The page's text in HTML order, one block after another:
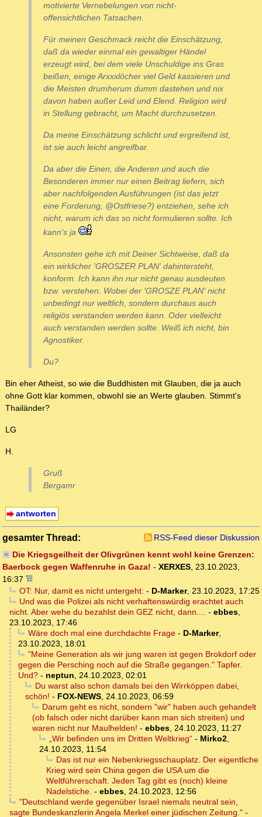
motivierte Vernebelungen von nicht-
offensichtlichen Tatsachen.
Für meinen Geschmack reicht die Einschätzung,
daß da wieder einmal ein gewaltiger Händel
erzeugt wird, bei dem viele Unschuldige ins Gras
beißen, einige Arxxxlöcher viel Geld kassieren und
die Meisten drumherum dumm dastehen und nix
davon haben außer Leid und Elend. Religion wird
in Stellung gebracht, um Macht durchzusetzen.
Da meine Einschätzung schlicht und ergreifend ist,
ist sie auch leicht angreifbar.
Da aber die Einen, die Anderen und auch die
Besonderen immer nur einen Beitrag liefern, sich
aber nachfolgenden Ausführungen (ist das jetzt
eine Forderung, @Ostfriese?) entziehen, sehe ich
nicht, warum ich das so nicht formulieren sollte. Ich
kann's ja
Ansonsten gehe ich mit Deiner Sichtweise, daß da
ein wirklicher 'GROSZER PLAN' dahintersteht,
konform. Ich kann ihn nur nicht genau ausdeuten
bzw. verstehen. Wobei der 'GROSZE PLAN' nicht
unbedingt nur weltlich, sondern durchaus auch
religiös verstanden werden kann. Oder vielleicht
auch verstanden werden sollte. Weiß ich nicht, bin
Agnostiker.
Du?
Bin eher Atheist, so wie die Buddhisten mit Glauben, die ja auch
ohne Gott klar kommen, obwohl sie an Werte glauben. Stimmt's
Thailänder?
LG
H.
Gruß
Bergamr
antworten
gesamter Thread:
RSS-Feed dieser Diskussion
Die Kriegsgeilheit der Olivgrünen kennt wohl keine Grenzen:
Baerbock gegen Waffenruhe in Gaza! - XERXES, 23.10.2023,
16:37
OT: Nur, damit es nicht untergeht: - D-Marker, 23.10.2023, 17:25
Und was die Polizei als nicht verhaftenswürdig erachtet auch
nicht. Aber wehe du bezahlst dein GEZ nicht, dann.... - ebbes,
23.10.2023, 17:46
Wäre doch mal eine durchdachte Frage- D-Marker,
23.10.2023, 18:01
"Meine Generation als wir jung waren ist gegen Brokdorf oder
gegen die Persching noch auf die Straße gegangen." Tapfer.
Und? - neptun, 24.10.2023, 02:01
Du warst also schon damals bei den Wirrköppen dabei,
schön! - FOX-NEWS, 24.10.2023, 06:59
Darum geht es nicht, sondern "wir" haben auch gehandelt
(ob falsch oder nicht darüber kann man sich streiten) und
waren nicht nur Maulhelden! - ebbes, 24.10.2023, 11:27
„Wir befinden uns im Dritten Weltkrieg“- Mirko2,
24.10.2023, 11:54
Das ist nur ein Nebenkriegsschauplatz. Der eigentliche
Krieg wird sein China gegen die USA um die
Weltführerschaft. Jeden Tag gibt es (noch) kleine
Nadelstiche. - ebbes, 24.10.2023, 12:56
"Deutschland werde gegenüber Israel niemals neutral sein,
sagte Bundeskanzlerin Angela Merkel einer jüdischen Zeitung." -